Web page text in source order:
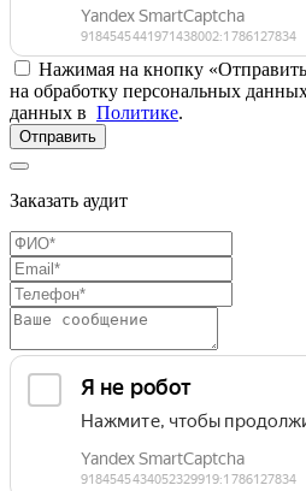
Нажимая на кнопку
на обработку персональных
данных в Политике.
Отправить
Заказать аудит